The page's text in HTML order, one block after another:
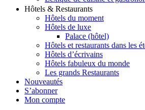
Hôtels & Restaurants
Hôtels du moment
Hôtels de luxe
Palace (hôtel)
Hôtels et restaurants dans les
Hôtels d’écrivains
Hôtels fabuleux du monde
Les grands Restaurants
Nouveautés
S’abonner
Mon compte